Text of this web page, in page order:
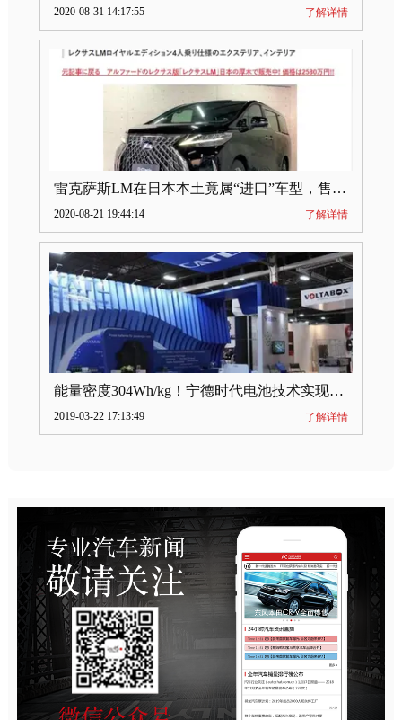
2020-08-31 14:17:55 了解详情
雷克萨斯LM在日本本土竟属“进口”车型，售价2580万日元
2020-08-21 19:44:14 了解详情
能量密度304Wh/kg！宁德时代电池技术实现突破
2019-03-22 17:13:49 了解详情